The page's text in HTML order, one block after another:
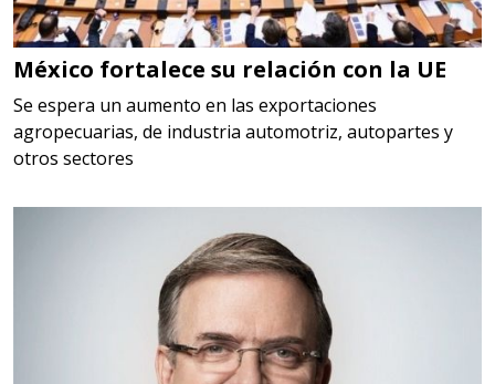
Especificaciones:
cualquiera
Aplicar al Requerimiento
Empresa en Querétaro
Requiere:
HERRAMIENTAS DE CORTE
Especificaciones:
HSS, CON RECUBRIMIENTO,
CARBURO, RIMAS, ENDMILLS,
BROCAS, LIMAS, ETC
México fortalece su relación con la UE
Se espera un aumento en las exportaciones
agropecuarias, de industria automotriz, autopartes y
otros sectores